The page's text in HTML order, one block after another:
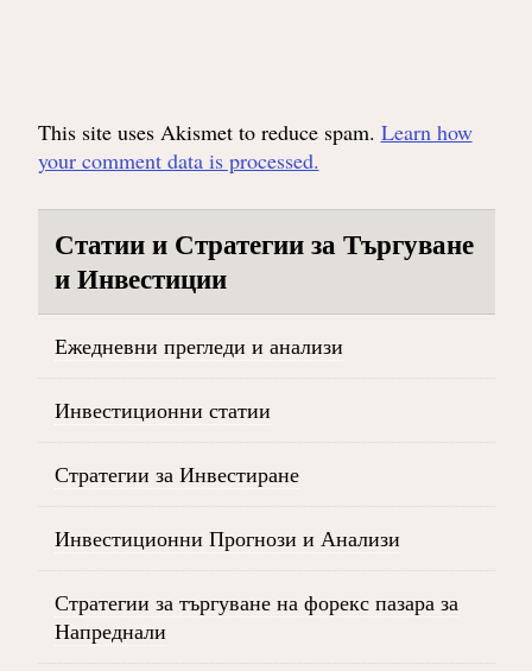
This site uses Akismet to reduce spam. Learn how
your comment data is processed.
Статии и Стратегии за Търгуване
и Инвестиции
Ежедневни прегледи и анализи
Инвестиционни статии
Стратегии за Инвестиране
Инвестиционни Прогнози и Анализи
Стратегии за търгуване на форекс пазара за
Напреднали